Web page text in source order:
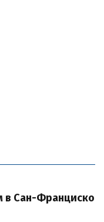
в Сан-Франциско